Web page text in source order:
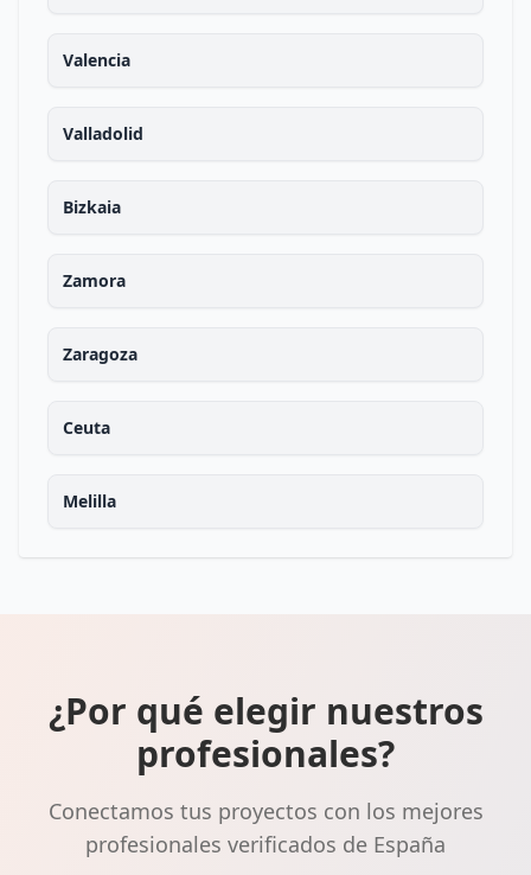
Valencia
Valladolid
Bizkaia
Zamora
Zaragoza
Ceuta
Melilla
¿Por qué elegir nuestros
profesionales?
Conectamos tus proyectos con los mejores
profesionales verificados de España